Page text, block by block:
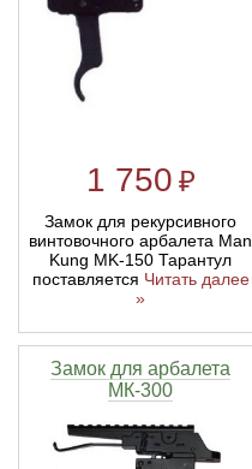
1 750 ₽
Замок для рекурсивного
винтовочного арбалета Man
Kung MK-150 Тарантул
поставляется Читать далее
»
Замок для арбалета
МК-300